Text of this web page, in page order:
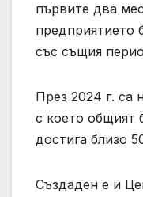
първите два
предприятието
със същия
През 2024 г. са
с което общият
достига близо
Създаден е и